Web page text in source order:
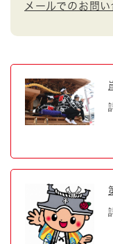
メールでのお問